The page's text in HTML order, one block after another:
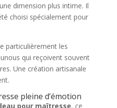
dimension plus intime. Il
choisi spécialement pour
particulièrement les
qui reçoivent souvent
Une création artisanale
pleine d’émotion
pour maîtresse, ce